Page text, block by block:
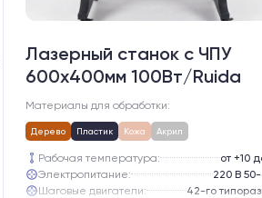
Лазерный станок c ЧПУ
600х400мм 100Вт/Ruida
Материалы для обработки:
Дерево Пластик Кожа Акрил
Рабочая температура:
от +10
Электропитание:
220 В
Шаговые двигатели:
42-го